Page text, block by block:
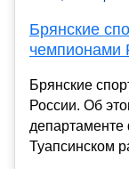
Брянские
чемпионами
Брянские
России. Об
департаменте
Туапсинском